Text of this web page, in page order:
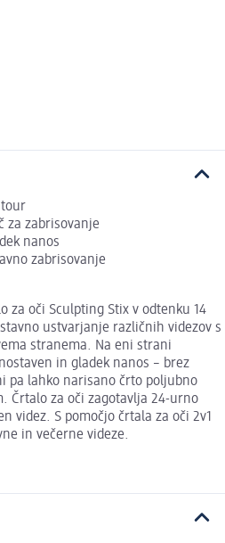
za zabrisovanje
nanos
zabrisovanje
za oči Sculpting Stix v odtenku 14
ustvarjanje različnih videzov s
stranema. Na eni strani
in gladek nanos – brez
pa lahko narisano črto poljubno
Črtalo za oči zagotavlja 24-urno
videz. S pomočjo črtala za oči 2v1
in večerne videze.